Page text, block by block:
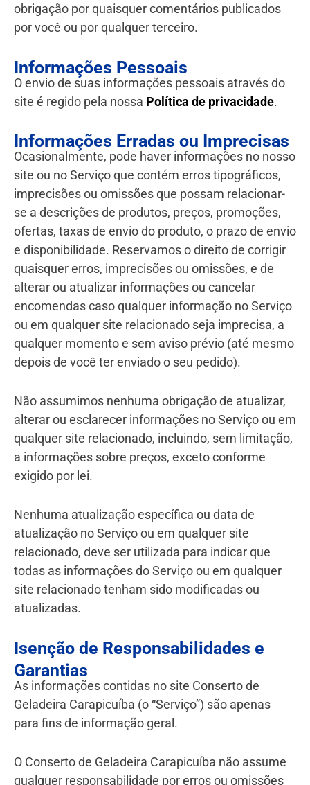
obrigação por quaisquer comentários publicados
por você ou por qualquer terceiro.
Informações Pessoais
O envio de suas informações pessoais através do
site é regido pela nossa Política de privacidade.
Informações Erradas ou Imprecisas
Ocasionalmente, pode haver informações no nosso
site ou no Serviço que contém erros tipográficos,
imprecisões ou omissões que possam relacionar-
se a descrições de produtos, preços, promoções,
ofertas, taxas de envio do produto, o prazo de envio
e disponibilidade. Reservamos o direito de corrigir
quaisquer erros, imprecisões ou omissões, e de
alterar ou atualizar informações ou cancelar
encomendas caso qualquer informação no Serviço
ou em qualquer site relacionado seja imprecisa, a
qualquer momento e sem aviso prévio (até mesmo
depois de você ter enviado o seu pedido).
Não assumimos nenhuma obrigação de atualizar,
alterar ou esclarecer informações no Serviço ou em
qualquer site relacionado, incluindo, sem limitação,
a informações sobre preços, exceto conforme
exigido por lei.
Nenhuma atualização específica ou data de
atualização no Serviço ou em qualquer site
relacionado, deve ser utilizada para indicar que
todas as informações do Serviço ou em qualquer
site relacionado tenham sido modificadas ou
atualizadas.
Isenção de Responsabilidades e
Garantias
As informações contidas no site Conserto de
Geladeira Carapicuíba (o “Serviço”) são apenas
para fins de informação geral.
O Conserto de Geladeira Carapicuíba não assume
qualquer responsabilidade por erros ou omissões